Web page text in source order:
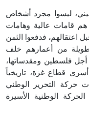
ليسوا مجرد أشخاص
هم قامات عالية وهامات
اعتقالهم، فدفعوا الثمن
طويلة من أعمارهم خلف
أجل فلسطين ومقدساتها،
قطاع غزة، تاريخياً
حركة التحرير الوطني
الوطنية الأسيرة